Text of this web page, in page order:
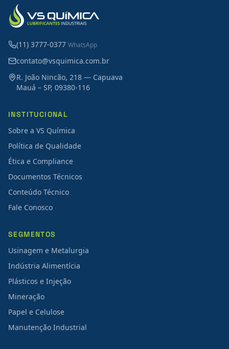
(11) 3777-0377 WhatsApp
contato@vsquimica.com.br
R. João Nincão, 218 — Capuava
Mauá – SP, 09380-116
INSTITUCIONAL
Sobre a VS Química
Política de Qualidade
Ética e Compliance
Documentos Técnicos
Conteúdo Técnico
Fale Conosco
SEGMENTOS
Usinagem e Metalurgia
Indústria Alimentícia
Plásticos e Injeção
Mineração
Papel e Celulose
Manutenção Industrial